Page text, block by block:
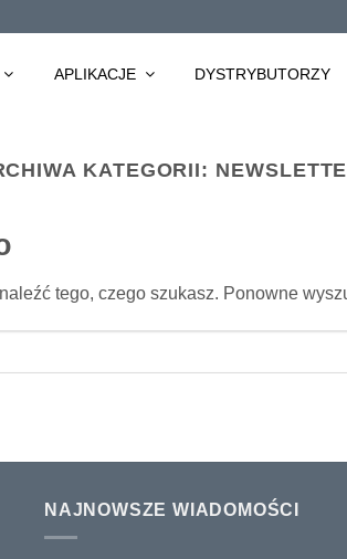
APLIKACJE DYSTRYBUTORZY
KATEGORII:
tego, czego szukasz. Ponowne
NAJNOWSZE WIADOMOŚCI